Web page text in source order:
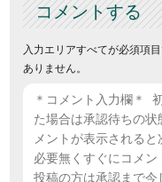
コメントする
入力エリアすべてが必須項
ありません。